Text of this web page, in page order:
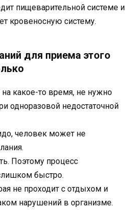
пищеварительной системе и
кровеносную систему.
для приема этого
какое-то время, не нужно
одноразовой недостаточной
человек может не
Поэтому процесс
быстро.
не проходит с отдыхом и
нарушений в организме.